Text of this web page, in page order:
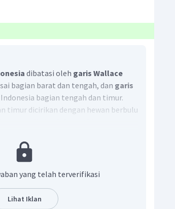
dibatasi oleh garis Wallace
bagian barat dan tengah, dan garis
bagian tengah dan timur.
timur dicirikan dengan hewan berbulu
maka jawaban untuk hewan asli
kasuari
banyak dikonservasi di wilayah
peralihan (Indonesia bagian
yang telah terverifikasi
Lihat Iklan